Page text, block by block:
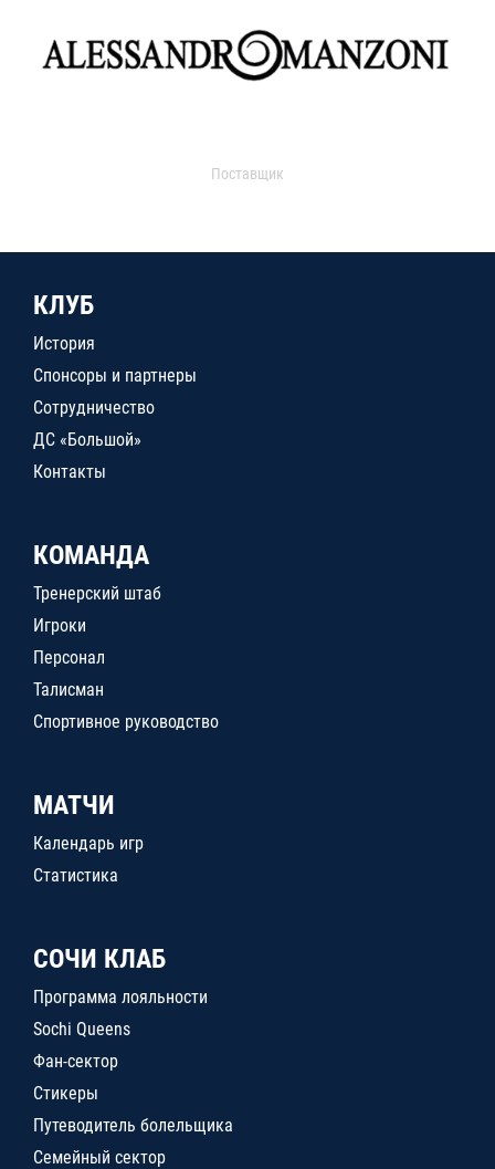
Поставщик
КЛУБ
История
Спонсоры и партнеры
Сотрудничество
ДС «Большой»
Контакты
КОМАНДА
Тренерский штаб
Игроки
Персонал
Талисман
Спортивное руководство
МАТЧИ
Календарь игр
Статистика
СОЧИ КЛАБ
Программа лояльности
Sochi Queens
Фан-сектор
Стикеры
Путеводитель болельщика
Семейный сектор